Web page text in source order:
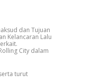
dan Tujuan
Kelancaran Lalu
City dalam
turut